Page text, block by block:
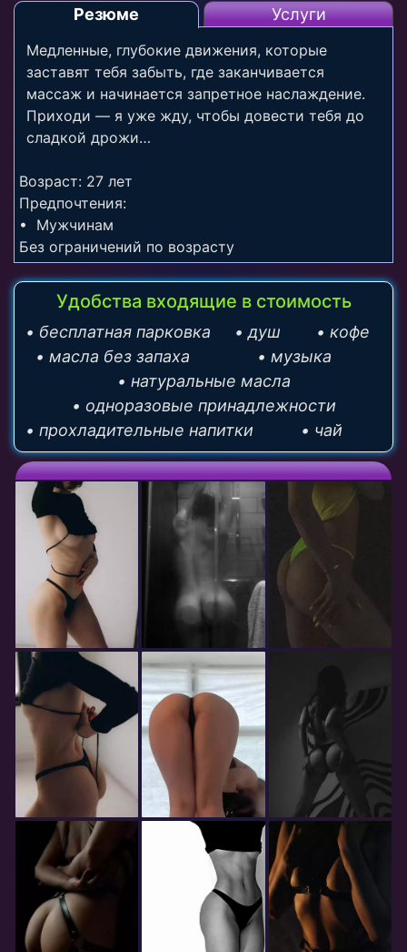
Резюме Услуги
Медленные, глубокие движения, которые
заставят тебя забыть, где заканчивается
массаж и начинается запретное наслаждение.
Приходи — я уже жду, чтобы довести тебя до
сладкой дрожи…
Возраст: 27 лет
Предпочтения:
• Мужчинам
Без ограничений по возрасту
Удобства входящие в стоимость
• бесплатная парковка • душ
• кофе
• масла без запаха
• музыка
• натуральные масла
• одноразовые принадлежности
• прохладительные напитки
• чай